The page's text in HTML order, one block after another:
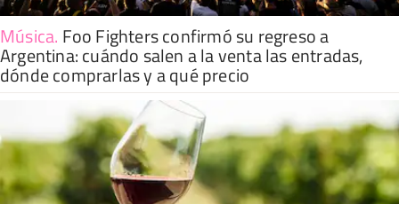
Música. Foo Fighters confirmó su regreso a
Argentina: cuándo salen a la venta las entradas,
dónde comprarlas y a qué precio